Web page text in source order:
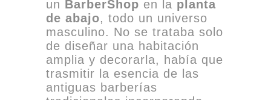
un BarberShop en la planta
de abajo, todo un universo
masculino. No se trataba solo
de diseñar una habitación
amplia y decorarla, había que
trasmitir la esencia de las
antiguas barberías